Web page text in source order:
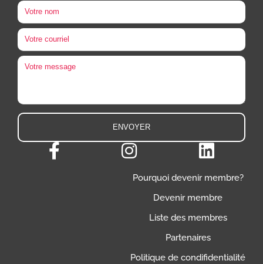
Pourquoi devenir membre?
Devenir membre
Liste des membres
Partenaires
Politique de condifidentialité